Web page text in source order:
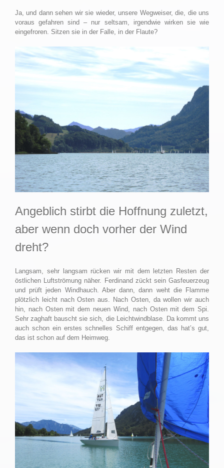
Ja, und dann sehen wir sie wieder, unsere Wegweiser, die, die uns
voraus gefahren sind – nur seltsam, irgendwie wirken sie wie
eingefroren. Sitzen sie in der Falle, in der Flaute?
Angeblich stirbt die Hoffnung zuletzt,
aber wenn doch vorher der Wind
dreht?
Langsam, sehr langsam rücken wir mit dem letzten Resten der
östlichen Luftströmung näher. Ferdinand zückt sein Gasfeuerzeug
und prüft jeden Windhauch. Aber dann, dann weht die Flamme
plötzlich leicht nach Osten aus. Nach Osten, da wollen wir auch
hin, nach Osten mit dem neuen Wind, nach Osten mit dem Spi.
Sehr zaghaft bauscht sie sich, die Leichtwindblase. Da kommt uns
auch schon ein erstes schnelles Schiff entgegen, das hat’s gut,
das ist schon auf dem Heimweg.